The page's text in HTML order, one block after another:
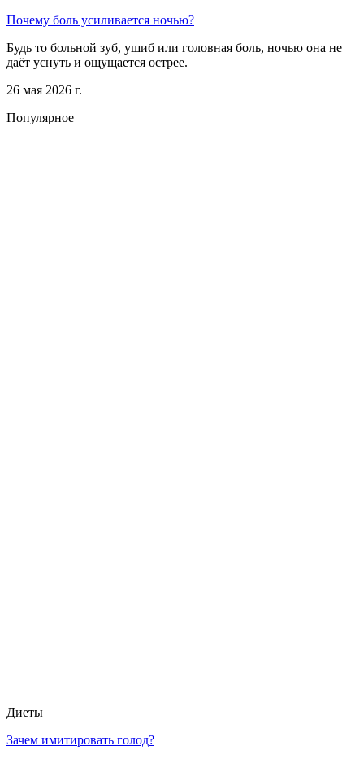
Почему боль усиливается ночью?
Будь то больной зуб, ушиб или головная боль, ночью она не
даёт уснуть и ощущается острее.
26 мая 2026 г.
Популярное
Диеты
Зачем имитировать голод?